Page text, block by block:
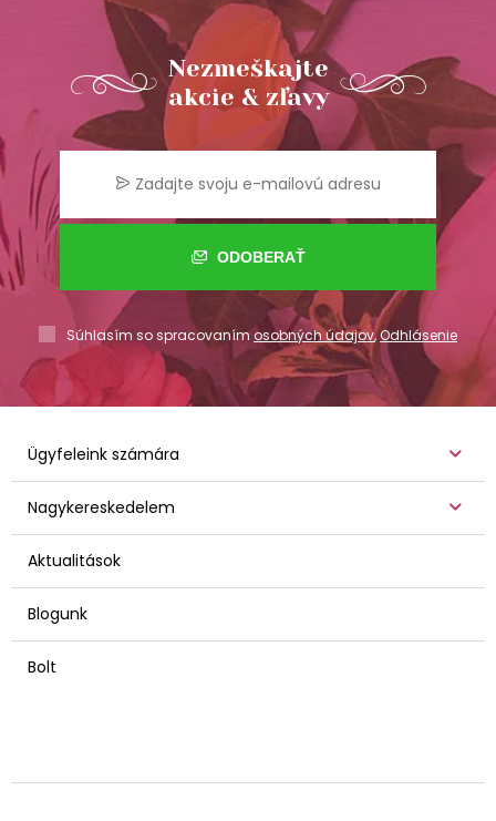
Nezmeškajte
akcie & zľavy
ODOBERAŤ
Súhlasím so spracovaním osobných údajov,Odhlásenie
Ügyfeleink számára
Nagykereskedelem
Aktualitások
Blogunk
Bolt